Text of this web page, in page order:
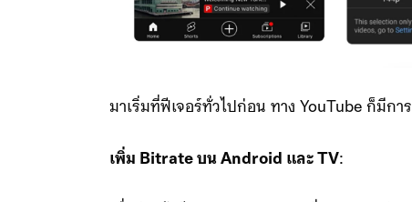
มาเริ่มที่ฟีเจอร์ทั่วไปก่อน ทาง YouTube ก็มีกา
เพิ่ม Bitrate บน Android และ TV: